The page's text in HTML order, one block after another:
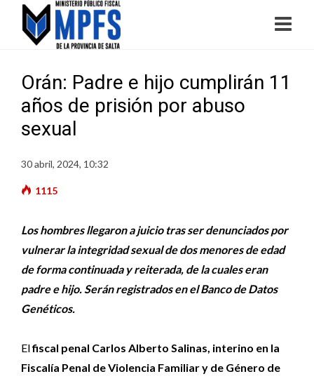
Orán: Padre e hijo cumplirán 11
años de prisión por abuso
sexual
30 abril, 2024, 10:32
1115
Los hombres llegaron a juicio tras ser denunciados por
vulnerar la integridad sexual de dos menores de edad
de forma continuada y reiterada, de la cuales eran
padre e hijo. Serán registrados en el Banco de Datos
Genéticos.
Elfiscal penal Carlos Alberto Salinas, interino en la
Fiscalía Penal de Violencia Familiar y de Género de